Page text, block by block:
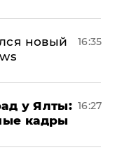
новый
16:35
у Ялты:
кадры
16:27